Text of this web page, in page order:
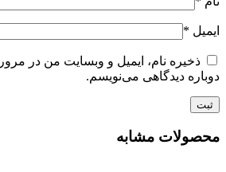
ایمیل *
ذخیره نام، ایمیل و وبسایت من در
دوباره دیدگاهی می‌نویسم.
محصولات مشابه